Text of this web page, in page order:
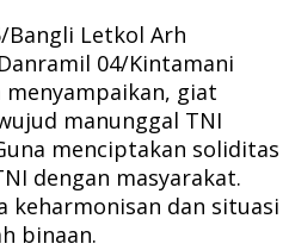
Bangli Letkol Arh
04/Kintamani
menyampaikan, giat
manunggal TNI
menciptakan soliditas
dengan masyarakat.
keharmonisan dan situasi
binaan.